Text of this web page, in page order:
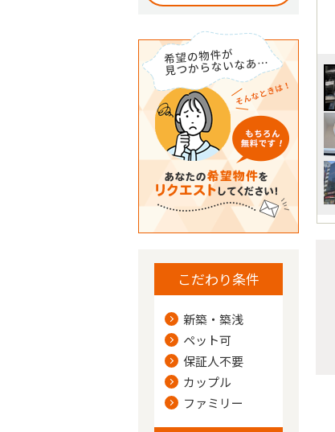
こだわり条件
新築・築浅
ペット可
保証人不要
カップル
ファミリー